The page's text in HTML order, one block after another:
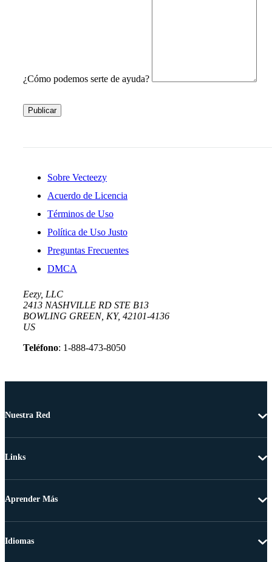
¿Cómo podemos serte de ayuda?
Publicar
Sobre Vecteezy
Acuerdo de Licencia
Términos de Uso
Política de Uso Justo
Preguntas Frecuentes
DMCA
Eezy, LLC
2413 NASHVILLE RD STE B13
BOWLING GREEN, KY, 42101-4136
US
Teléfono: 1-888-473-8050
Nuestra Red
Links
Aprender Más
Idiomas